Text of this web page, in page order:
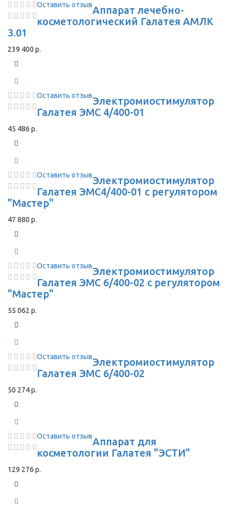
Оставить отзывАппарат лечебно-
косметологический Галатея АМЛК
3.01
239 400 р.
Оставить отзывЭлектромиостимулятор
Галатея ЭМС 4/400-01
45 486 р.
Оставить отзывЭлектромиостимулятор
Галатея ЭМС4/400-01 с регулятором
"Мастер"
47 880 р.
Оставить отзывЭлектромиостимулятор
Галатея ЭМС 6/400-02 с регулятором
"Мастер"
55 062 р.
Оставить отзывЭлектромиостимулятор
Галатея ЭМС 6/400-02
50 274 р.
Оставить отзывАппарат для
косметологии Галатея "ЭСТИ"
129 276 р.